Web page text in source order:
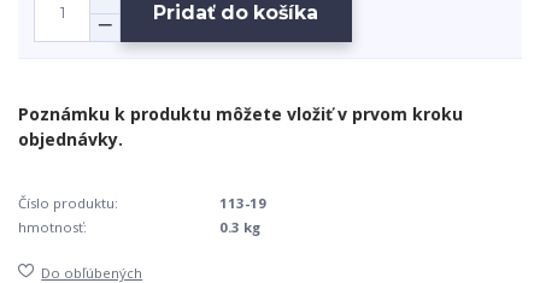
Pridať do košíka
Číslo produktu:
113-19
hmotnosť:
0.3 kg
Do obľúbených